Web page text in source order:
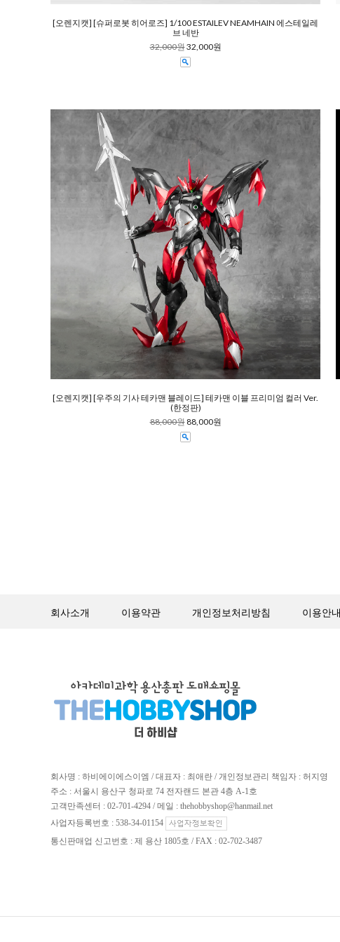
[오렌지캣] [슈퍼로봇 히어로즈] 1/100 ESTAILEV NEAMHAIN 에스테일레
브 네반
32,000원32,000원
[오렌지캣] [우주의 기사 테카맨 블레이드] 테카맨 이블 프리미엄 컬러 Ver.
(한정판)
88,000원88,000원
회사소개 이용약관 개인정보처리방침 이용안내
회사명 : 하비에이에스이엠 / 대표자 : 최애란 / 개인정보관리 책임자 : 허지영
주소 : 서울시 용산구 청파로 74 전자랜드 본관 4층 A-1호
고객만족센터 : 02-701-4294 / 메일 : thehobbyshop@hanmail.net
사업자등록번호 : 538-34-01154
통신판매업 신고번호 : 제 용산 1805호 / FAX : 02-702-3487